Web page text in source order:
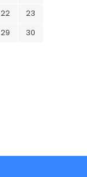
22
23
29
30